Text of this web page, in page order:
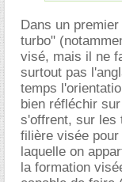
Dans un
turbo"
visé, mais il ne
surtout pas
temps
bien réfléchir
s'offrent, sur les
filière visée
laquelle on
la formation